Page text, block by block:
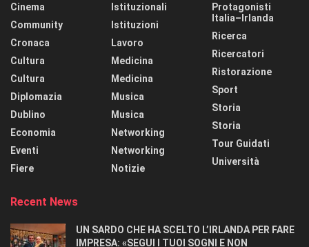
Cinema
Community
Cronaca
Cultura
Cultura
Diplomazia
Dublino
Economia
Eventi
Fiere
Istituzionali
Istituzioni
Lavoro
Medicina
Medicina
Musica
Musica
Networking
Networking
Notizie
Protagonisti
Italia–Irlanda
Ricerca
Ricercatori
Ristorazione
Sport
Storia
Storia
Tour Guidati
Università
Recent News
UN SARDO CHE HA SCELTO L’IRLANDA PER FARE
IMPRESA: «SEGUI I TUOI SOGNI E NON